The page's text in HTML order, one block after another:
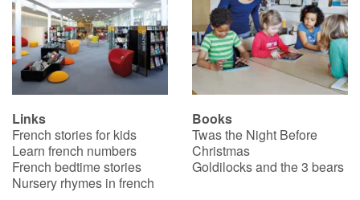
Links
French stories for kids
Learn french numbers
French bedtime stories
Nursery rhymes in french
Books
Twas the Night Before
Christmas
Goldilocks and the 3 bears